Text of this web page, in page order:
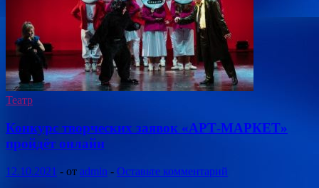
Театр
Конкурс творческих заявок «АРТ-МАРКЕТ»
пройдёт онлайн
12.10.2021 - от admin - Оставьте комментарий